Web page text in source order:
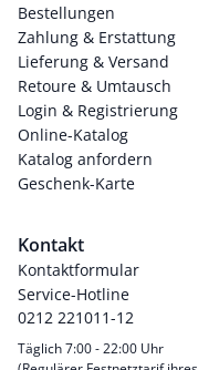
Bestellungen
Zahlung & Erstattung
Lieferung & Versand
Retoure & Umtausch
Login & Registrierung
Online-Katalog
Katalog anfordern
Geschenk-Karte
Kontakt
Kontaktformular
Service-Hotline
0212 221011-12
Täglich 7:00 - 22:00 Uhr